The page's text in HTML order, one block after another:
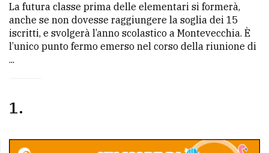
LE
ALTRE
TESTATE
PRIVACY
La futura classe prima delle elementari si formerà,
anche se non dovesse raggiungere la soglia dei 15
iscritti, e svolgerà l’anno scolastico a Montevecchia. È
l’unico punto fermo emerso nel corso della riunione di
...
1